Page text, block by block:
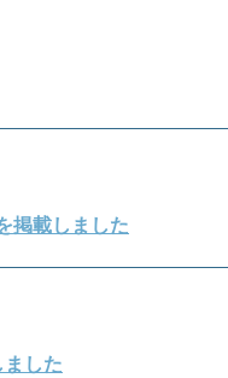
掲載しました
した